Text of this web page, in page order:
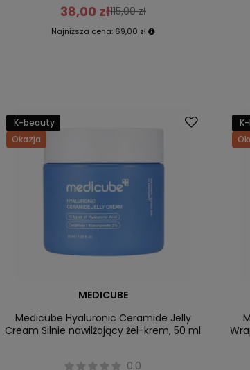
38,00 zł115,00 zł
Najniższa cena: 69,00 zł
K-beauty
Okazja
MEDICUBE
Medicube Hyaluronic Ceramide Jelly
Cream Silnie nawilżający żel-krem, 50 ml
0.0